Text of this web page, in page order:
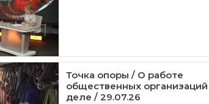
Точка опоры / О работе
общественных
деле / 29.07.26